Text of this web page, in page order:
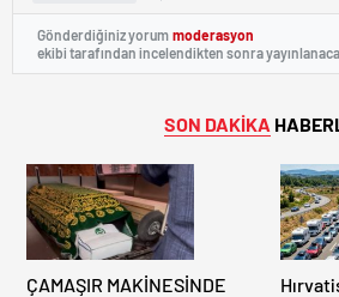
Gönderdiğiniz yorum moderasyon
ekibi tarafından incelendikten sonra
SON DAKİKA
ÇAMAŞIR MAKİNESİNDE